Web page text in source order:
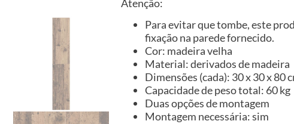
Atenção:
Para evitar que tombe, este
fixação na parede fornecido.
Cor: madeira velha
Material: derivados de madeira
Dimensões (cada): 30 x 30 x 80
Capacidade de peso total: 60 kg
Duas opções de montagem
Montagem necessária: sim